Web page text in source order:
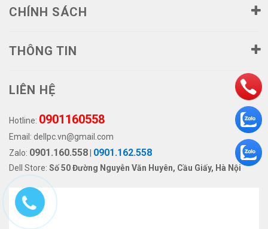
CHÍNH SÁCH
THÔNG TIN
LIÊN HỆ
Hotline: 0901160558
Email: dellpc.vn@gmail.com
Zalo: 0901.160.558 0901.162.558
Dell Store: Số 50 Đường Nguyễn Văn Huyên, Cầu Giấy, Hà Nội